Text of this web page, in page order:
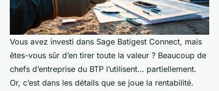
Vous avez investi dans Sage Batigest Connect, mais
êtes-vous sûr d’en tirer toute la valeur ? Beaucoup de
chefs d’entreprise du BTP l’utilisent… partiellement.
Or, c’est dans les détails que se joue la rentabilité.